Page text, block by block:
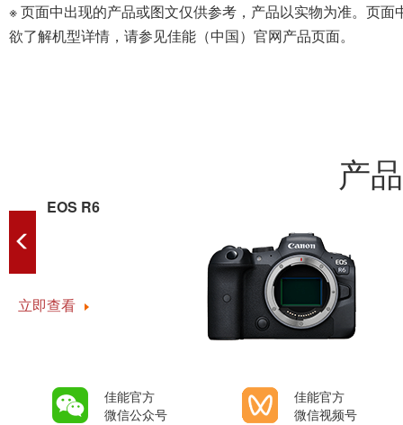
※ 页面中出现的产品或图文仅供参考，产品以实物为准。页
欲了解机型详情，请参见佳能（中国）官网产品页面。
产
EOS R6
立即查看
佳能官方
微信公众号
佳能官方
微信视频号